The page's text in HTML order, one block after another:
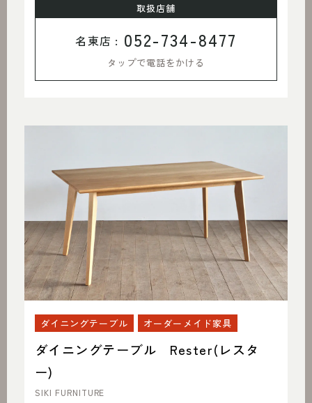
取扱店舗
名東店 : 052-734-8477
タップで電話をかける
ダイニングテーブル オーダーメイド家具
ダイニングテーブル Rester(レスタ
ー)
SIKI FURNITURE